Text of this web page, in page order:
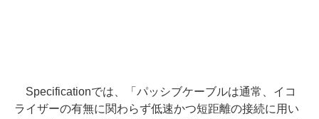
Specificationでは、「パッシブケーブルは通常、イコ
ライザーの有無に関わらず低速かつ短距離の接続に用い